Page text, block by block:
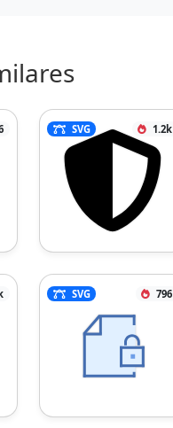
SVG 1.2k
SVG 796